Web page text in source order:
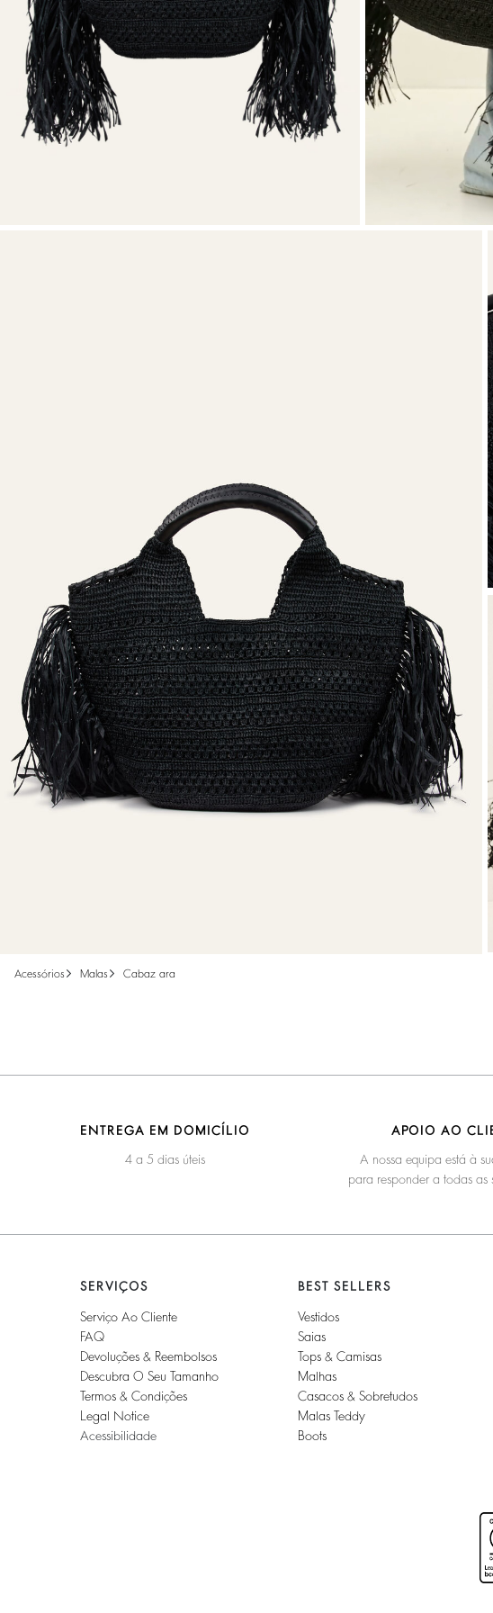
Sapatos
SweatshirtsVER TUDO
acessórios malas cabaz ara
ENTREGA EM DOMICÍLIO
4 a 5 dias úteis
APOIO AO
A nossa equipa está à
para responder a todas as
SERVIÇOS
Serviço Ao Cliente
FAQ
Devoluções & Reembolsos
Descubra O Seu Tamanho
Termos & Condições
Legal Notice
Acessibilidade
BEST SELLERS
Vestidos
Saias
Tops & Camisas
Malhas
Casacos & Sobretudos
Malas Teddy
Boots